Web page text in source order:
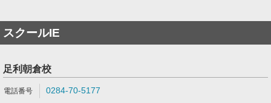
スクールIE
足利朝倉校
0284-70-5177